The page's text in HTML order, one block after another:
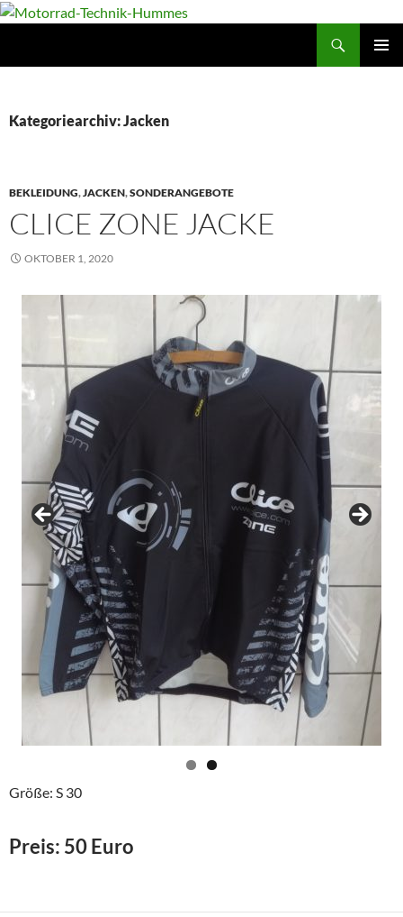
Zum
Kategoriearchiv: Jacken
BEKLEIDUNG,JACKEN,SONDERANGEBOTE
CLICE ZONE JACKE
OKTOBER 1, 2020
Größe: S 30
Preis: 50 Euro